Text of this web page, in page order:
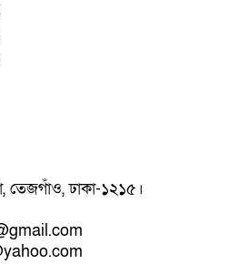
তেজগাঁও, ঢাকা-১২১৫।